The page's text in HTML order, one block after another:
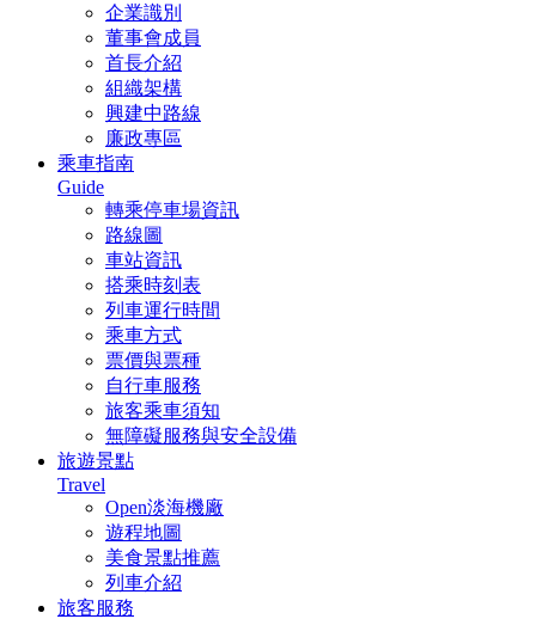
企業識別
董事會成員
首長介紹
組織架構
興建中路線
廉政專區
乘車指南
Guide
轉乘停車場資訊
路線圖
車站資訊
搭乘時刻表
列車運行時間
乘車方式
票價與票種
自行車服務
旅客乘車須知
無障礙服務與安全設備
旅遊景點
Travel
Open淡海機廠
遊程地圖
美食景點推薦
列車介紹
旅客服務